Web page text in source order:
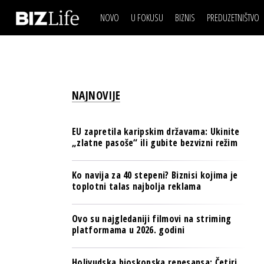
NOVO U FOKUSU BIZNIS
BANKE
OSIGURANJE
TECH I AI
BIZNIS & SPORT
PULS REGIONA
NOVO NA RAFU
PREDUZETNIŠTVO
IZJAVA DANABIZNIS SCENA
BREND I
OSIGURANJE
TECH I AI
PULS REGIONA
NAJNOVIJE
EU zapretila karipskim državama: Ukinite
„zlatne pasoše“ ili gubite bezvizni režim
Ko navija za 40 stepeni? Biznisi kojima je
toplotni talas najbolja reklama
Ovo su najgledaniji filmovi na striming
platformama u 2026. godini